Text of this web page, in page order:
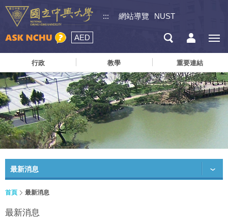
::: 網站導覽 NUST
AED
行政 教學 重要連結
最新消息
首頁 最新消息
最新消息